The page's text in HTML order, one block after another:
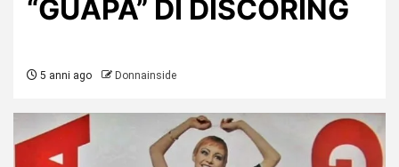
“GUAPA” DI DISCORING
5 anni ago Donnainside